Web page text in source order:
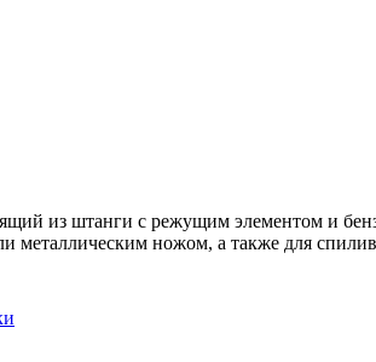
из штанги с режущим элементом и
металлическим ножом, а также для